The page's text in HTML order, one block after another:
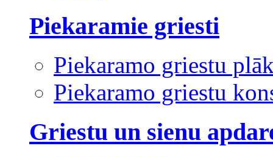
Piekaramie griesti
Piekaramo griestu
Piekaramo griestu
Griestu un sienu